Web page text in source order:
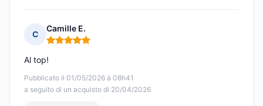
C
Camille E.
Nota: 5 su 5
Pubblicato il 01/05/2026 à 08h41
a seguito di un acquisto di 20/04/2026
Al top!